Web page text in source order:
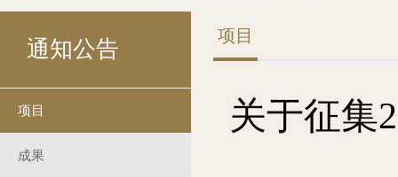
通知公告
项目
成果
项目
关于征集